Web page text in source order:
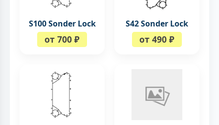
S100 Sonder Lock
от 700 ₽
S42 Sonder Lock
от 490 ₽